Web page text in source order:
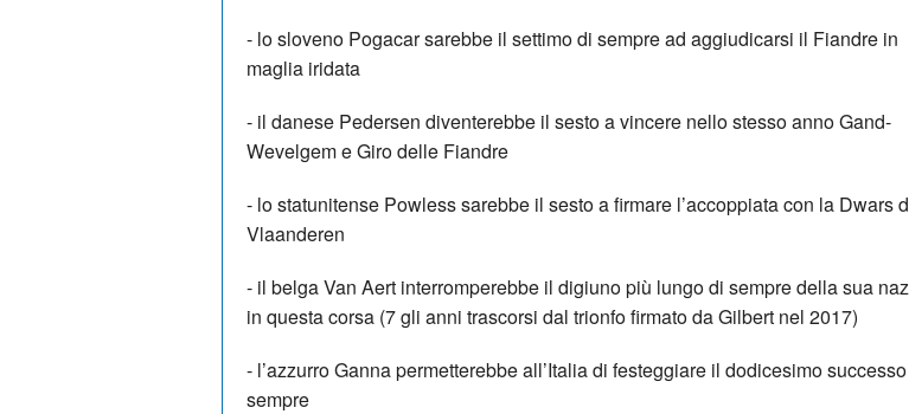
- lo sloveno Pogacar sarebbe il settimo di sempre ad aggiudicarsi il Fiandre in
maglia iridata
- il danese Pedersen diventerebbe il sesto a vincere nello stesso anno Gand-
Wevelgem e Giro delle Fiandre
- lo statunitense Powless sarebbe il sesto a firmare l’accoppiata con la Dwars
Vlaanderen
- il belga Van Aert interromperebbe il digiuno più lungo di sempre della sua
in questa corsa (7 gli anni trascorsi dal trionfo firmato da Gilbert nel 2017)
- l’azzurro Ganna permetterebbe all’Italia di festeggiare il dodicesimo
sempre